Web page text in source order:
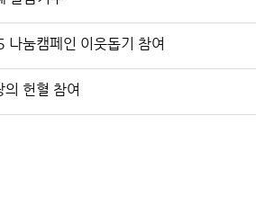
눔캠페인 이웃돕기 참여
헌혈 참여